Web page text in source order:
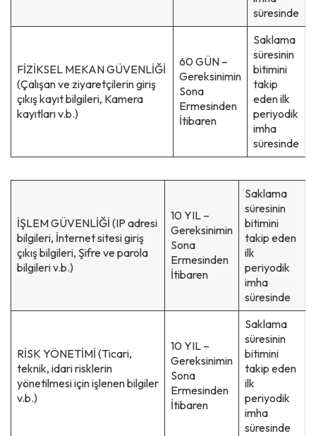
süresinde
FİZİKSEL MEKAN GÜVENLİĞİ
(Çalışan ve ziyaretçilerin giriş
çıkış kayıt bilgileri, Kamera
kayıtları v.b.)
60 GÜN –
Gereksinimin
Sona
Ermesinden
İtibaren
Saklama
süresinin
bitimini
takip
eden ilk
periyodik
imha
süresinde
İŞLEM GÜVENLİĞİ (IP adresi
bilgileri, İnternet sitesi giriş
çıkış bilgileri, Şifre ve parola
bilgileri v.b.)
10 YIL –
Gereksinimin
Sona
Ermesinden
İtibaren
Saklama
süresinin
bitimini
takip eden
ilk
periyodik
imha
süresinde
RİSK YÖNETİMİ (Ticari,
teknik, idari risklerin
yönetilmesi için işlenen bilgiler
v.b.)
10 YIL –
Gereksinimin
Sona
Ermesinden
İtibaren
Saklama
süresinin
bitimini
takip eden
ilk
periyodik
imha
süresinde